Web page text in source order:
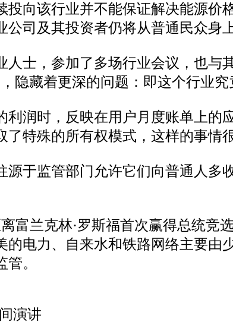
向该行业并不能保证解决能源价
司及其投资者仍将从普通民众身
士，参加了多场行业会议，也与
隐藏着更深的问题：即这个行业究
润时，反映在用户月度账单上的
特殊的所有权模式，这样的事情
于监管部门允许它们向普通人多
富兰克林·罗斯福首次赢得总统竞
电力、自来水和铁路网络主要由
。
演讲